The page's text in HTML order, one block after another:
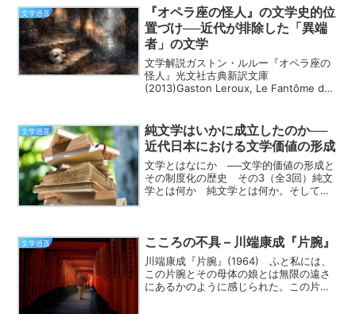
文学逍遥
『オペラ座の怪人』の文学史的位
置づけ──近代が排除した「異端
者」の文学
文学解説ガストン・ルルー『オペラ座の
怪人』光文社古典新訳文庫
(2013)Gaston Leroux, Le Fantôme de
人』（1910）は、...
文学逍遥
純文学はいかに成立したのか──
近代日本における文学価値の形成
文学とはなにか ──文学的価値の形成と
その制度化の歴史 その3（全3回）純文
学とは何か 純文学とは何か。そして、
う言葉は、単に作品の...
文学逍遥 こころの不具 – 川端康成『片腕』
川端康成『片腕』(1964) ふと私には、
この片腕とその母体の娘とは無限の遠さ
にあるかのように感じられた。この片腕